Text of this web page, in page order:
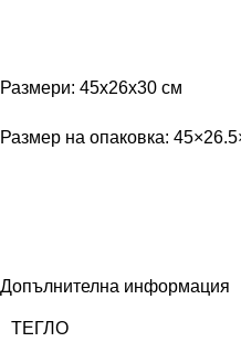
Размери: 45x26x30 см
Размер на опаковка:
Допълнителна информация
ТЕГЛО